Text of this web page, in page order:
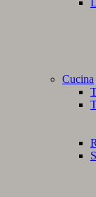
Cucina